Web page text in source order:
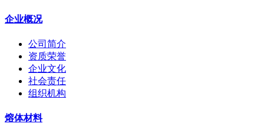
企业概况
公司简介
资质荣誉
企业文化
社会责任
组织机构
熔体材料